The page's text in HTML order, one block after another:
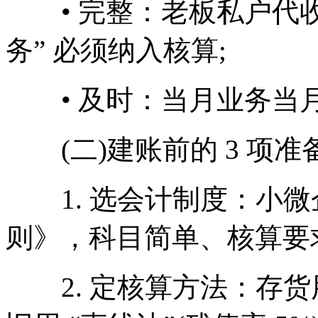
• 完整：老板私户代
务” 必须纳入核算;
• 及时：当月业务当
(二)建账前的 3 项准
1. 选会计制度：小微
则》，科目简单、核算要
2. 定核算方法：存货